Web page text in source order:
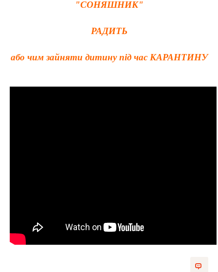
"СОНЯШНИК"
РАДИТЬ
або чим зайняти дитину під час КАРАНТИНУ